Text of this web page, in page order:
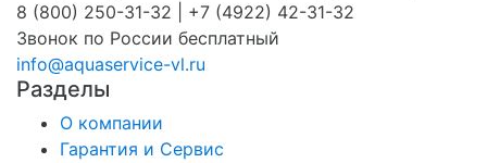
8 (800) 250-31-32 | +7 (4922) 42-31-32
Звонок по России бесплатный
info@aquaservice-vl.ru
Разделы
О компании
Гарантия и Сервис